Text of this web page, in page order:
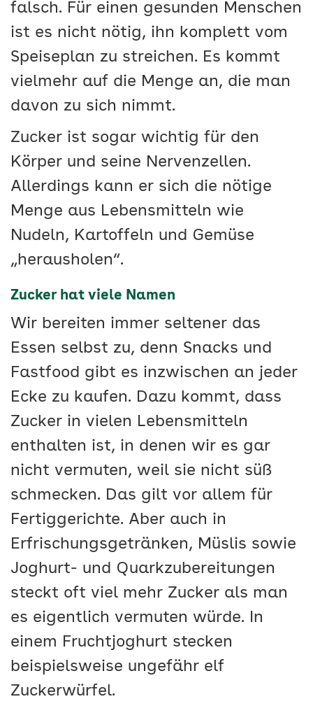
falsch. Für einen gesunden Menschen
ist es nicht nötig, ihn komplett vom
Speiseplan zu streichen. Es kommt
vielmehr auf die Menge an, die man
davon zu sich nimmt.
Zucker ist sogar wichtig für den
Körper und seine Nervenzellen.
Allerdings kann er sich die nötige
Menge aus Lebensmitteln wie
Nudeln, Kartoffeln und Gemüse
„herausholen“.
Zucker hat viele Namen
Wir bereiten immer seltener das
Essen selbst zu, denn Snacks und
Fastfood gibt es inzwischen an jeder
Ecke zu kaufen. Dazu kommt, dass
Zucker in vielen Lebensmitteln
enthalten ist, in denen wir es gar
nicht vermuten, weil sie nicht süß
schmecken. Das gilt vor allem für
Fertiggerichte. Aber auch in
Erfrischungsgetränken, Müslis sowie
Joghurt- und Quarkzubereitungen
steckt oft viel mehr Zucker als man
es eigentlich vermuten würde. In
einem Fruchtjoghurt stecken
beispielsweise ungefähr elf
Zuckerwürfel.